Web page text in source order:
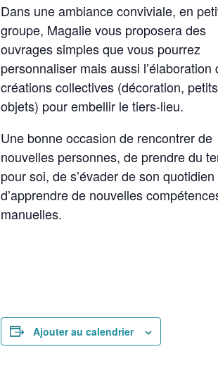
Dans une ambiance conviviale, en
groupe, Magalie vous proposera des
ouvrages simples que vous pourrez
personnaliser mais aussi l’élaboration
créations collectives (décoration, petits
objets) pour embellir le tiers-lieu.
Une bonne occasion de rencontrer de
nouvelles personnes, de prendre du
pour soi, de s’évader de son
d’apprendre de nouvelles
manuelles.
Ajouter au calendrier